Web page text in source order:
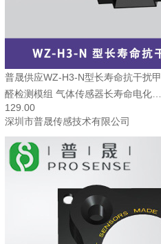
普晟供应WZ-H3-N型长寿命抗干扰甲
醛检测模组 气体传感器长寿命电化学
甲醛传感器
129.00
深圳市普晟传感技术有限公司